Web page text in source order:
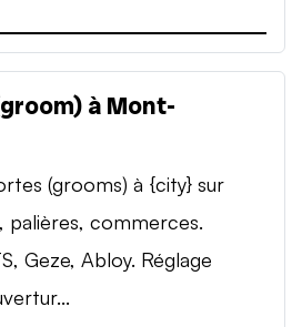
à Mont-
(grooms) à {city} sur
commerces.
Geze, Abloy. Réglage